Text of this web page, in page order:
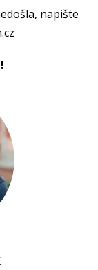
napište